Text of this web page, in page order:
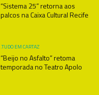
“Sistema 25” retorna aos
palcos na Caixa Cultural Recife
.TUDO EM CARTAZ
“Beijo no Asfalto” retoma
temporada no Teatro Apolo